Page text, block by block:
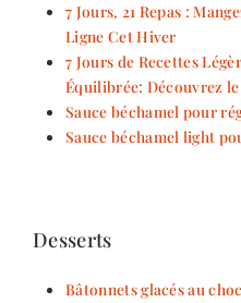
7 Jours, 21 Repas :
Ligne Cet Hiver
7 Jours de Recettes
Équilibrée: Découvrez
Sauce béchamel pour
Sauce béchamel light
Desserts
Bâtonnets glacés au